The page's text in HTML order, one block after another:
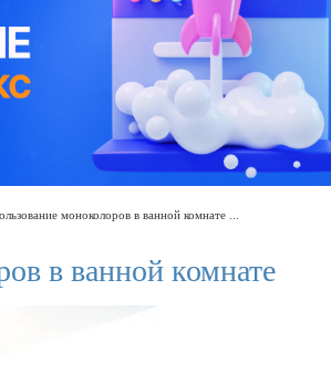
моноколоров в ванной комнате ...
в ванной комнате